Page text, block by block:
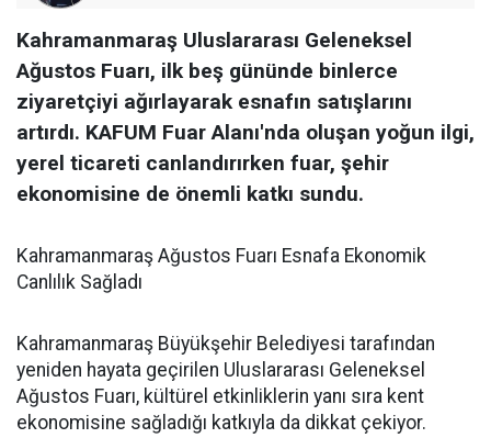
Kahramanmaraş Uluslararası Geleneksel
Ağustos Fuarı, ilk beş gününde binlerce
ziyaretçiyi ağırlayarak esnafın satışlarını
artırdı. KAFUM Fuar Alanı'nda oluşan yoğun ilgi,
yerel ticareti canlandırırken fuar, şehir
ekonomisine de önemli katkı sundu.
Kahramanmaraş Ağustos Fuarı Esnafa Ekonomik
Canlılık Sağladı
Kahramanmaraş Büyükşehir Belediyesi tarafından
yeniden hayata geçirilen Uluslararası Geleneksel
Ağustos Fuarı, kültürel etkinliklerin yanı sıra kent
ekonomisine sağladığı katkıyla da dikkat çekiyor.